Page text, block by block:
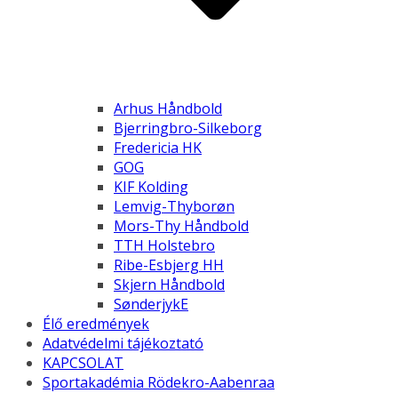
Arhus Håndbold
Bjerringbro-Silkeborg
Fredericia HK
GOG
KIF Kolding
Lemvig-Thyborøn
Mors-Thy Håndbold
TTH Holstebro
Ribe-Esbjerg HH
Skjern Håndbold
SønderjykE
Élő eredmények
Adatvédelmi tájékoztató
KAPCSOLAT
Sportakadémia Rödekro-Aabenraa